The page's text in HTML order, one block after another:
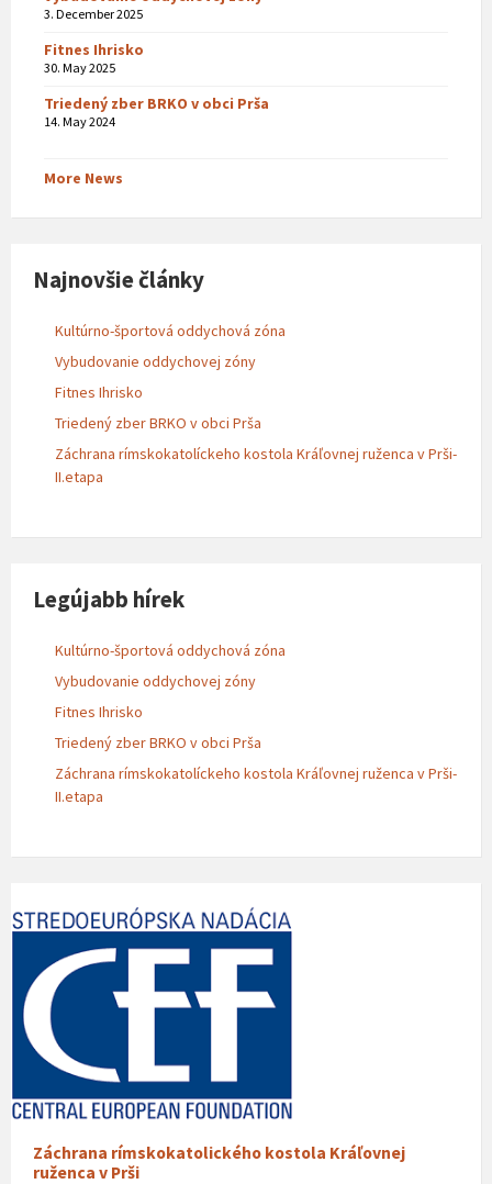
3. December 2025
Fitnes Ihrisko
30. May 2025
Triedený zber BRKO v obci Prša
14. May 2024
More News
Najnovšie články
Kultúrno-športová oddychová zóna
Vybudovanie oddychovej zóny
Fitnes Ihrisko
Triedený zber BRKO v obci Prša
Záchrana rímskokatolíckeho kostola Kráľovnej ruženca v Prši-
II.etapa
Legújabb hírek
Kultúrno-športová oddychová zóna
Vybudovanie oddychovej zóny
Fitnes Ihrisko
Triedený zber BRKO v obci Prša
Záchrana rímskokatolíckeho kostola Kráľovnej ruženca v Prši-
II.etapa
Záchrana rímskokatolického kostola Kráľovnej
ruženca v Prši